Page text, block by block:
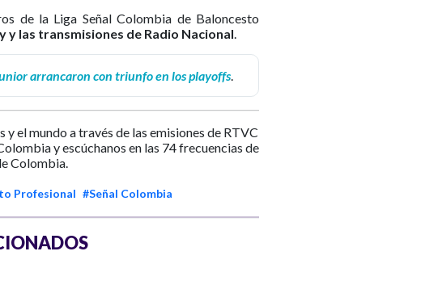
de la Liga Señal Colombia de Baloncesto
y las transmisiones de Radio Nacional.
arrancaron con triunfo en los playoffs.
el mundo a través de las emisiones de RTVC
y escúchanos en las 74 frecuencias de
Colombia.
Profesional #Señal Colombia